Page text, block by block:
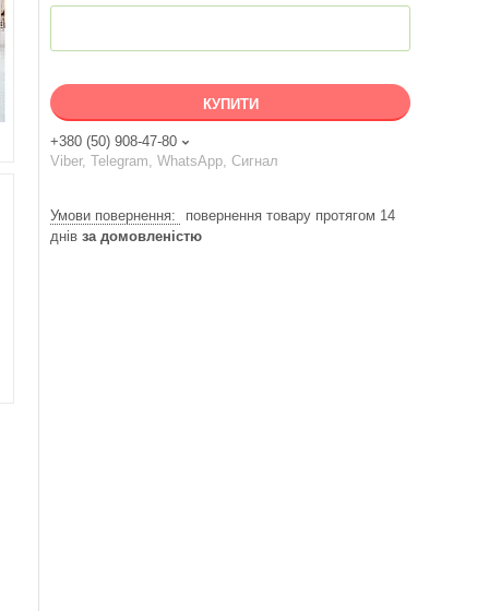
КУПИТИ
+380 (50) 908-47-80
Viber, Telegram, WhatsApp, Сигнал
повернення товару протягом 14
днів за домовленістю